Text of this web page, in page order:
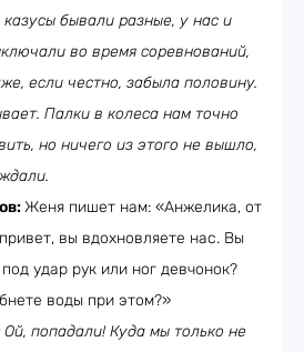
бывали разные, у нас и
во время соревнований,
если честно, забыла половину.
Палки в колеса нам точно
но ничего из этого не вышло,
Женя пишет нам: «Анжелика, от
вы вдохновляете нас. Вы
удар рук или ног девчонок?
воды при этом?»
Ой, попадали! Куда мы только не